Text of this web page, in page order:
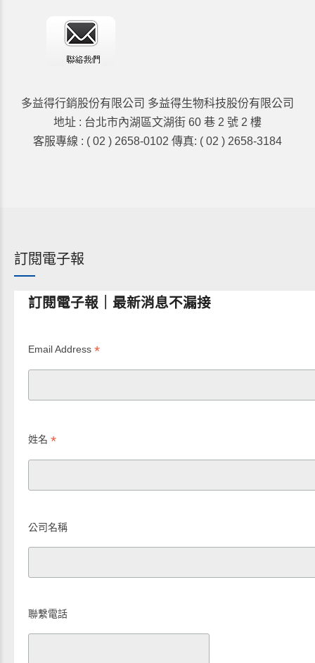
多益得行銷股份有限公司 多益得生物科技股份有限公司
地址 : 台北市內湖區文湖街 60 巷 2 號 2 樓
客服專線 : ( 02 ) 2658-0102 傳真: ( 02 ) 2658-3184
訂閱電子報
訂閱電子報｜最新消息不漏接
Email Address *
姓名 *
公司名稱
聯繫電話